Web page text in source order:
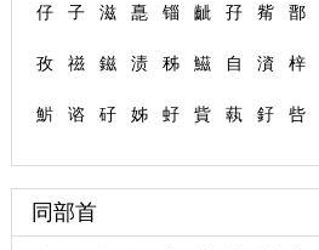
仔 子 滋 嗭 锱 齜 孖 觜 鄑
孜 禌 鎡 渍 秭 鰦 自 澬 梓
魸 谘 矷 姊 虸 貲 蓻 釨 呰
同部首